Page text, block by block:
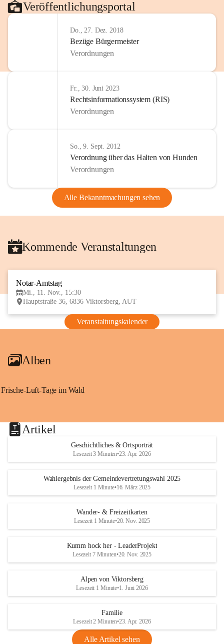
Veröffentlichungsportal
Do., 27. Dez. 2018
Bezüge Bürgermeister
Verordnungen
Fr., 30. Juni 2023
Rechtsinformationssystem (RIS)
Verordnungen
So., 9. Sept. 2012
Verordnung über das Halten von Hunden
Verordnungen
Alle Bekanntmachungen sehen
Kommende Veranstaltungen
Notar-Amtstag
Mi., 11. Nov., 15:30
Hauptstraße 36, 6836 Viktorsberg, AUT
Veranstaltungskalender
Alben
Frische-Luft-Tage im Wald
Artikel
Geschichtliches & Ortsporträt
Lesezeit 3 Minuten•23. Apr. 2026
Wahlergebnis der Gemeindevertretungswahl 2025
Lesezeit 1 Minute•16. März 2025
Wander- & Freizeitkarten
Lesezeit 1 Minute•20. Nov. 2025
Kumm hock her - LeaderProjekt
Lesezeit 7 Minuten•20. Nov. 2025
Alpen von Viktorsberg
Lesezeit 1 Minute•1. Juni 2026
Familie
Lesezeit 2 Minuten•23. Apr. 2026
Alle Artikel sehen